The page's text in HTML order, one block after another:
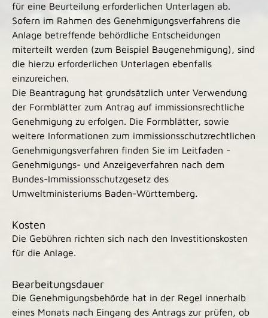
für eine Beurteilung erforderlichen Unterlagen ab.
Sofern im Rahmen des Genehmigungsverfahrens die
Anlage betreffende behördliche Entscheidungen
miterteilt werden (zum Beispiel Baugenehmigung), sind
die hierzu erforderlichen Unterlagen ebenfalls
einzureichen.
Die Beantragung hat grundsätzlich unter Verwendung
der Formblätter zum Antrag auf immissionsrechtliche
Genehmigung zu erfolgen. Die Formblätter, sowie
weitere Informationen zum immissionsschutzrechtlichen
Genehmigungsverfahren finden Sie im Leitfaden -
Genehmigungs- und Anzeigeverfahren nach dem
Bundes-Immissionsschutzgesetz des
Umweltministeriums Baden-Württemberg.
Kosten
Die Gebühren richten sich nach den Investitionskosten
für die Anlage.
Bearbeitungsdauer
Die Genehmigungsbehörde hat in der Regel innerhalb
eines Monats nach Eingang des Antrags zur prüfen, ob